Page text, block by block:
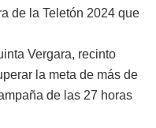
de la Teletón 2024 que
Vergara, recinto
la meta de más de
de las 27 horas